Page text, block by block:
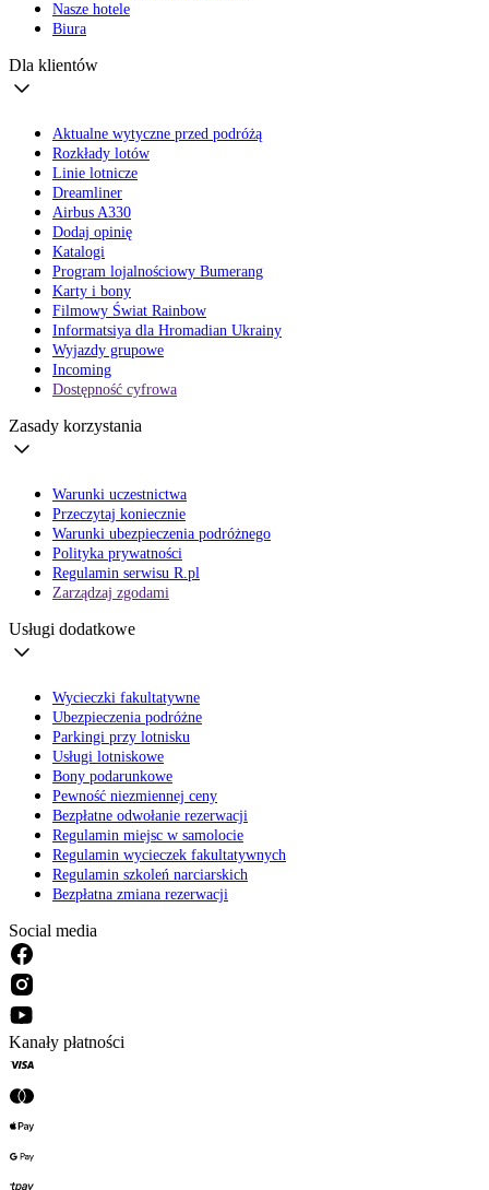
Nasze hotele
Biura
Dla klientów
Aktualne wytyczne przed podróżą
Rozkłady lotów
Linie lotnicze
Dreamliner
Airbus A330
Dodaj opinię
Katalogi
Program lojalnościowy Bumerang
Karty i bony
Filmowy Świat Rainbow
Informatsiya dla Hromadian Ukrainy
Wyjazdy grupowe
Incoming
Dostępność cyfrowa
Zasady korzystania
Warunki uczestnictwa
Przeczytaj koniecznie
Warunki ubezpieczenia podróżnego
Polityka prywatności
Regulamin serwisu R.pl
Zarządzaj zgodami
Usługi dodatkowe
Wycieczki fakultatywne
Ubezpieczenia podróżne
Parkingi przy lotnisku
Usługi lotniskowe
Bony podarunkowe
Pewność niezmiennej ceny
Bezpłatne odwołanie rezerwacji
Regulamin miejsc w samolocie
Regulamin wycieczek fakultatywnych
Regulamin szkoleń narciarskich
Bezpłatna zmiana rezerwacji
Social media
Kanały płatności